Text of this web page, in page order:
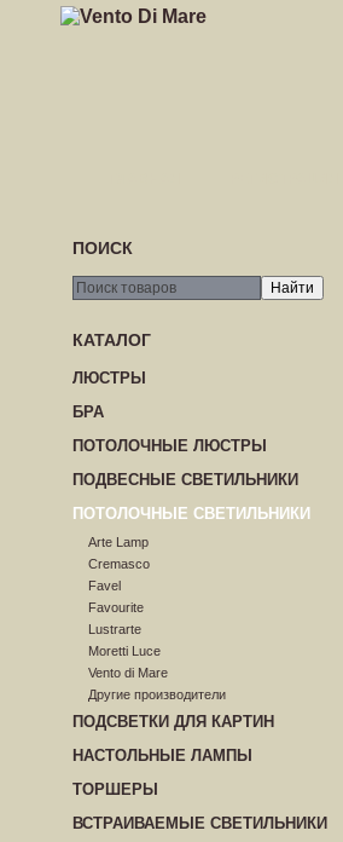
ПОИСК
КАТАЛОГ
ЛЮСТРЫ
БРА
ПОТОЛОЧНЫЕ ЛЮСТРЫ
ПОДВЕСНЫЕ СВЕТИЛЬНИКИ
ПОТОЛОЧНЫЕ СВЕТИЛЬНИКИ
Arte Lamp
Cremasco
Favel
Favourite
Lustrarte
Moretti Luce
Vento di Mare
Другие производители
ПОДСВЕТКИ ДЛЯ КАРТИН
НАСТОЛЬНЫЕ ЛАМПЫ
ТОРШЕРЫ
ВСТРАИВАЕМЫЕ СВЕТИЛЬНИКИ